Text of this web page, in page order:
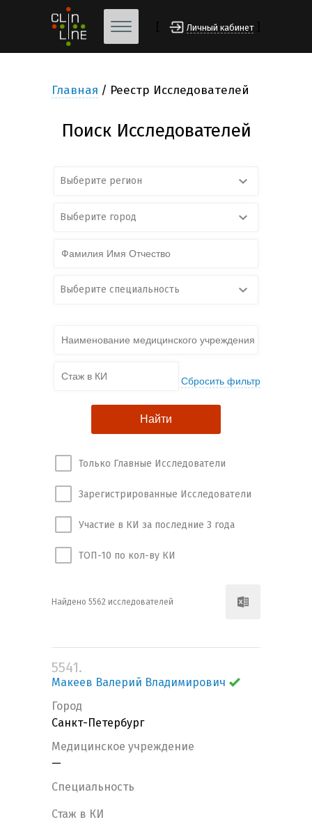
Личный кабинет
Главная Реестр Исследователей
Поиск Исследователей
Выберите регион
Выберите город
Выберите специальность
Только Главные Исследователи
Зарегистрированные Исследователи
Участие в КИ за последние 3 года
ТОП-10 по кол-ву КИ
Найдено 5562 исследователей
5541.
Макеев Валерий Владимирович
Город
Санкт-Петербург
Медицинское учреждение
—
Специальность
Стаж в КИ